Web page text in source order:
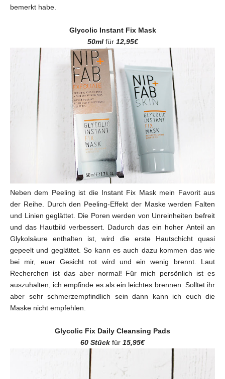
bemerkt habe.
Glycolic Instant Fix Mask
50ml für 12,95€
Neben dem Peeling ist die Instant Fix Mask mein Favorit aus
der Reihe. Durch den Peeling-Effekt der Maske werden Falten
und Linien geglättet. Die Poren werden von Unreinheiten befreit
und das Hautbild verbessert. Dadurch das ein hoher Anteil an
Glykolsäure enthalten ist, wird die erste Hautschicht quasi
gepeelt und geglättet. So kann es auch dazu kommen das wie
bei mir, euer Gesicht rot wird und ein wenig brennt. Laut
Recherchen ist das aber normal! Für mich persönlich ist es
auszuhalten, ich empfinde es als ein leichtes brennen. Solltet ihr
aber sehr schmerzempfindlich sein dann kann ich euch die
Maske nicht empfehlen.
Glycolic Fix Daily Cleansing Pads
60 Stück für 15,95€